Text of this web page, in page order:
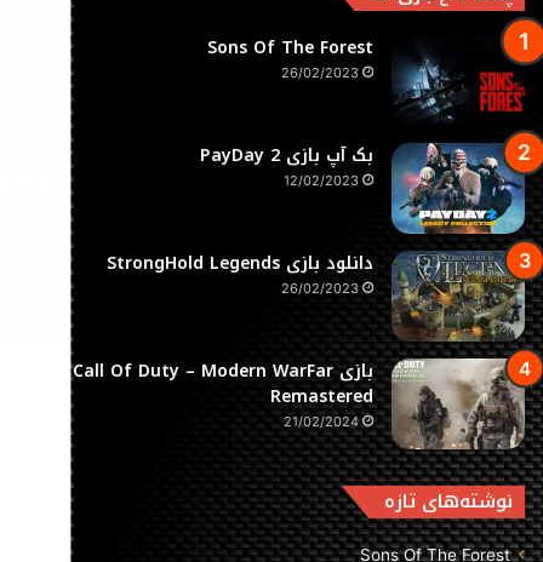
Sons Of The Forest
26/02/2023
بک آپ بازی PayDay 2
12/02/2023
دانلود بازی StrongHold Legends
26/02/2023
بازی Call Of Duty – Modern WarFar
Remastered
21/02/2024
نوشته‌های تازه
Sons Of The Forest